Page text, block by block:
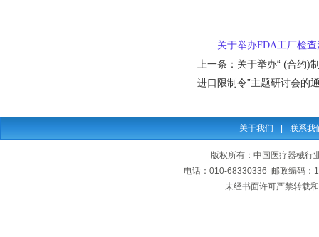
关于举办FDA工厂检
上一条： 关于举办“ (合约)
进口限制令”主题研讨会的
关于我们 联系我
版权所有：中国医疗器械行
电话：010-68330336 邮政编码：
未经书面许可严禁转载